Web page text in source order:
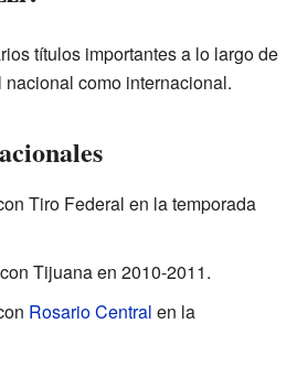
títulos importantes a lo largo de
como internacional.
Tiro Federal en la temporada
Tijuana en 2010-2011.
Rosario Central en la